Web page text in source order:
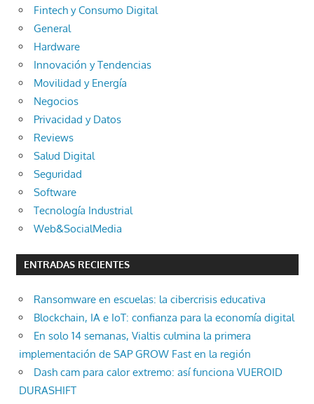
Fintech y Consumo Digital
General
Hardware
Innovación y Tendencias
Movilidad y Energía
Negocios
Privacidad y Datos
Reviews
Salud Digital
Seguridad
Software
Tecnología Industrial
Web&SocialMedia
ENTRADAS RECIENTES
Ransomware en escuelas: la cibercrisis educativa
Blockchain, IA e IoT: confianza para la economía digital
En solo 14 semanas, Vialtis culmina la primera
implementación de SAP GROW Fast en la región
Dash cam para calor extremo: así funciona VUEROID
DURASHIFT